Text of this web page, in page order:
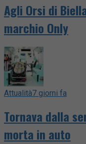
Agli Orsi di
marchio Only
Attualità7 giorni fa
Tornava dalla
morta in auto